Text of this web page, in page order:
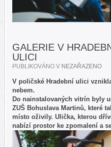
GALERIE V
ULICI
PUBLIKOVÁNO V NEZAŘAZENO
V poličské Hradební ulici
nebem.
Do nainstalovaných vitrín byly
ZUŠ Bohuslava Martinů, které
místo oživily. Ulička, kterou
nabízí prostor ke zpomalení a